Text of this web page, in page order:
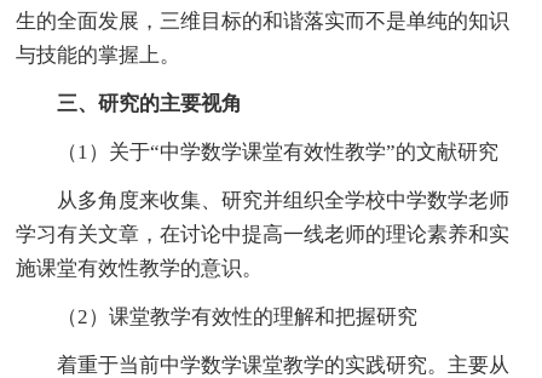
生的全面发展，三维目标的和谐落实而不是单纯的知识
与技能的掌握上。
三、研究的主要视角
（1）关于“中学数学课堂有效性教学”的文献研究
从多角度来收集、研究并组织全学校中学数学老师
学习有关文章，在讨论中提高一线老师的理论素养和实
施课堂有效性教学的意识。
（2）课堂教学有效性的理解和把握研究
着重于当前中学数学课堂教学的实践研究。主要从